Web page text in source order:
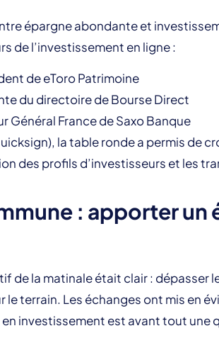
épargne abondante et
de l’investissement en ligne :
de eToro Patrimoine
du directoire de Bourse Direct
Général France de Saxo Banque
la table ronde a permis de
des profils d’investisseurs et les
: apporter un
de la matinale était clair : dépasser
terrain. Les échanges ont mis en
investissement est avant tout une